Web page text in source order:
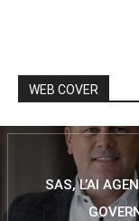
WEB COVER
SAS, L’AI